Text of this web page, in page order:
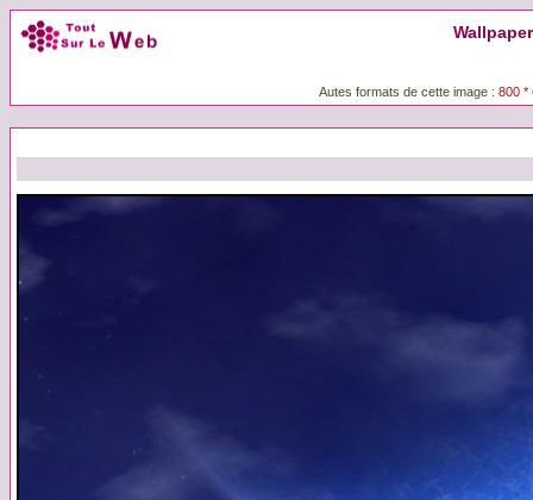
Autes formats de cette image : 800 *